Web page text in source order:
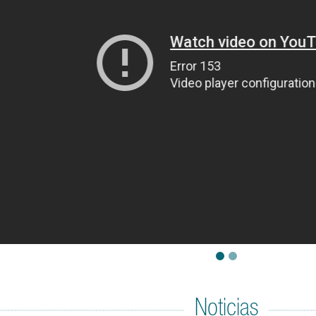
Noticias
Encuentro de Cooperación